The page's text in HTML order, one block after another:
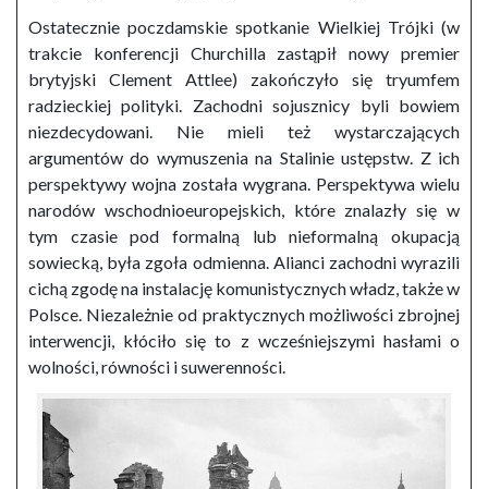
Ostatecznie poczdamskie spotkanie Wielkiej Trójki (w
trakcie konferencji Churchilla zastąpił nowy premier
brytyjski Clement Attlee) zakończyło się tryumfem
radzieckiej polityki. Zachodni sojusznicy byli bowiem
niezdecydowani. Nie mieli też wystarczających
argumentów do wymuszenia na Stalinie ustępstw. Z ich
perspektywy wojna została wygrana. Perspektywa wielu
narodów wschodnioeuropejskich, które znalazły się w
tym czasie pod formalną lub nieformalną okupacją
sowiecką, była zgoła odmienna. Alianci zachodni wyrazili
cichą zgodę na instalację komunistycznych władz, także w
Polsce. Niezależnie od praktycznych możliwości zbrojnej
interwencji, kłóciło się to z wcześniejszymi hasłami o
wolności, równości i suwerenności.